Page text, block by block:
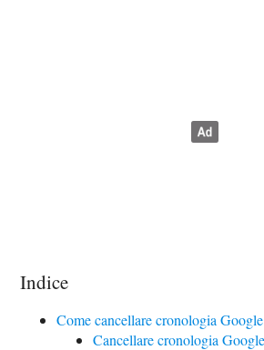
Indice
Come cancellare cronologia
Cancellare cronologia